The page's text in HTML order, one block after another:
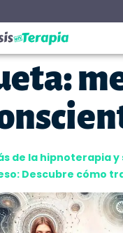
de la hipnoterapia
Descubre cómo